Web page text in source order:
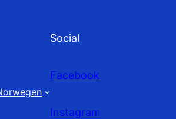
Social
Facebook
Instagram